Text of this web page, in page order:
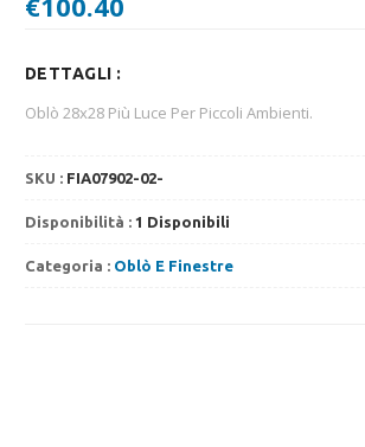
DETTAGLI :
Oblò 28x28 Più Luce Per Piccoli Ambienti.
SKU : FIA07902-02-
Disponibilità : 1 Disponibili
Categoria : Oblò E Finestre